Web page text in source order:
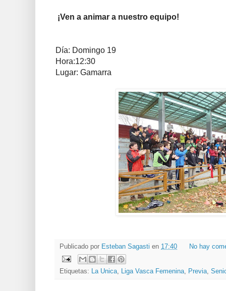
¡Ven a animar a nuestro equipo!
Día: Domingo 19
Hora:12:30
Lugar: Gamarra
Publicado por Esteban Sagasti en 17:40 No hay
Etiquetas: La Unica Liga Vasca Femenina Previa